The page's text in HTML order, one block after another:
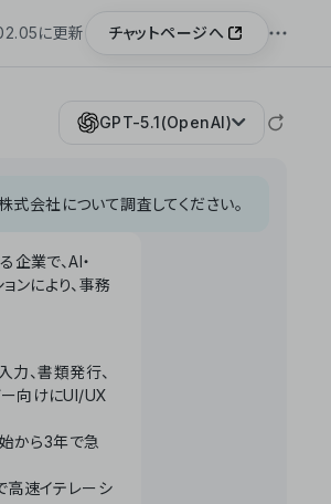
に更新 チャットページへ
GPT-5.1(OpenAI)
式会社について調査してください。
業で、AI・
ンにより、事務
、書類発行、
ー向けにUI/UX
から3年で急
高速イテレーシ